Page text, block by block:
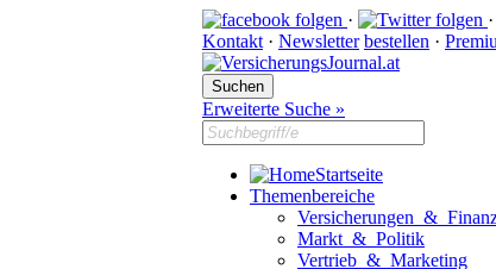
· ·
Kontakt · Newsletter bestellen ·
Erweiterte Suche »
Startseite
Themenbereiche
Versicherungen &
Markt & Politik
Vertrieb & Marketing